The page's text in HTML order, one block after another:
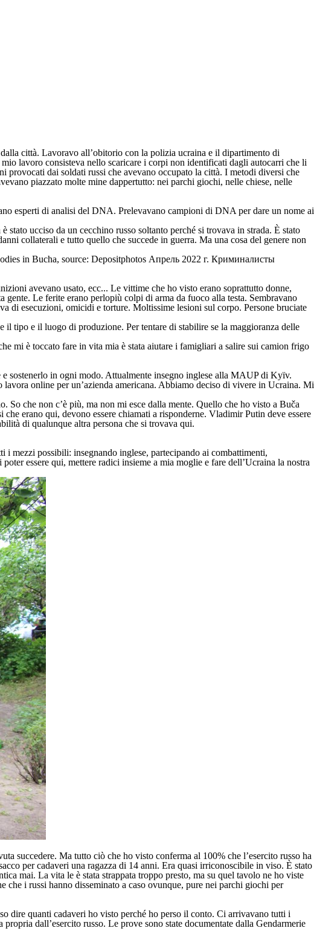
città. Lavoravo all’obitorio con la polizia ucraina e il dipartimento di
lavoro consisteva nello scaricare i corpi non identificati dagli autocarri che li
dai soldati russi che avevano occupato la città. I metodi diversi che
piazzato molte mine dappertutto: nei parchi giochi, nelle chiese, nelle
esperti di analisi del DNA. Prelevavano campioni di DNA per dare un nome ai
ucciso da un cecchino russo soltanto perché si trovava in strada. È stato
collaterali e tutto quello che succede in guerra. Ma una cosa del genere non
avevano usato, ecc... Le vittime che ho visto erano soprattutto donne,
Le ferite erano perlopiù colpi di arma da fuoco alla testa. Sembravano
di esecuzioni, omicidi e torture. Moltissime lesioni sul corpo. Persone bruciate
tipo e il luogo di produzione. Per tentare di stabilire se la maggioranza delle
mi è toccato fare in vita mia è stata aiutare i famigliari a salire sui camion frigo
sostenerlo in ogni modo. Attualmente insegno inglese alla MAUP di Kyïv.
online per un’azienda americana. Abbiamo deciso di vivere in Ucraina. Mi
So che non c’è più, ma non mi esce dalla mente. Quello che ho visto a Buča
erano qui, devono essere chiamati a risponderne. Vladimir Putin deve essere
di qualunque altra persona che si trovava qui.
i mezzi possibili: insegnando inglese, partecipando ai combattimenti,
essere qui, mettere radici insieme a mia moglie e fare dell’Ucraina la nostra
succedere. Ma tutto ciò che ho visto conferma al 100% che l’esercito russo ha
per cadaveri una ragazza di 14 anni. Era quasi irriconoscibile in viso. È stato
mai. La vita le è stata strappata troppo presto, ma su quel tavolo ne ho viste
i russi hanno disseminato a caso ovunque, pure nei parchi giochi per
dire quanti cadaveri ho visto perché ho perso il conto. Ci arrivavano tutti i
dall’esercito russo. Le prove sono state documentate dalla Gendarmerie